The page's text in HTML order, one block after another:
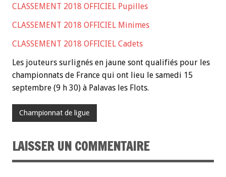
CLASSEMENT 2018 OFFICIEL Pupilles
CLASSEMENT 2018 OFFICIEL Minimes
CLASSEMENT 2018 OFFICIEL Cadets
Les jouteurs surlignés en jaune sont qualifiés pour les
championnats de France qui ont lieu le samedi 15
septembre (9 h 30) à Palavas les Flots.
Championnat de ligue
LAISSER UN COMMENTAIRE